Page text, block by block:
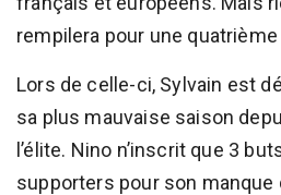
rempilera pour une quatrième
Lors de celle-ci, Sylvain est
sa plus mauvaise saison
l’élite. Nino n’inscrit que 3
supporters pour son